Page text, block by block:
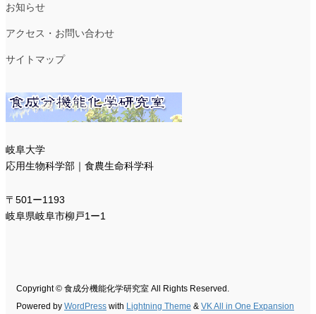
お知らせ
アクセス・お問い合わせ
サイトマップ
岐阜大学
応用生物科学部｜食農生命科学科
〒501ー1193
岐阜県岐阜市柳戸1ー1
Copyright © 食成分機能化学研究室 All Rights Reserved.
Powered by WordPress with Lightning Theme & VK All in One Expansion